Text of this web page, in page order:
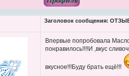
Заголовок сообщения:
Впервые попробовала
понравилось!!!!И ,вкус
вкусное!!!Буду брать ещё!!!